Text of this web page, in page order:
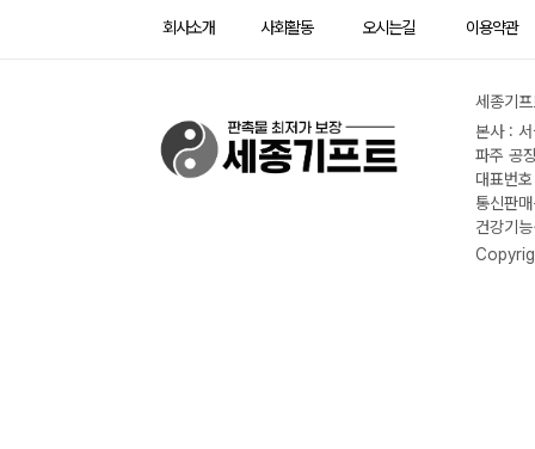
회사소개 사회활동 오시는길 이용약관
세종기
본사 :
파주 공
대표번
통신판
건강기